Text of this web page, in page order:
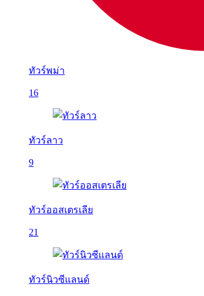
ทัวร์พม่า
16
ทัวร์ลาว
9
ทัวร์ออสเตรเลีย
21
ทัวร์นิวซีแลนด์